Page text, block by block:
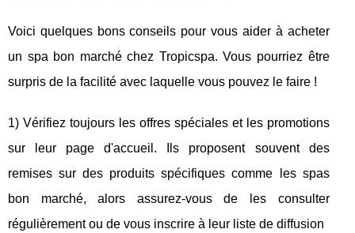
Voici quelques bons conseils pour vous aider à acheter
un spa bon marché chez Tropicspa. Vous pourriez être
surpris de la facilité avec laquelle vous pouvez le faire !
1) Vérifiez toujours les offres spéciales et les promotions
sur leur page d'accueil. Ils proposent souvent des
remises sur des produits spécifiques comme les spas
bon marché, alors assurez-vous de les consulter
régulièrement ou de vous inscrire à leur liste de diffusion